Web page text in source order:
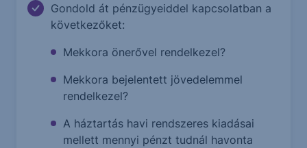
Gondold át pénzügyeiddel kapcsolatban a
következőket:
Mekkora önerővel rendelkezel?
Mekkora bejelentett jövedelemmel
rendelkezel?
A háztartás havi rendszeres kiadásai
mellett mennyi pénzt tudnál havonta